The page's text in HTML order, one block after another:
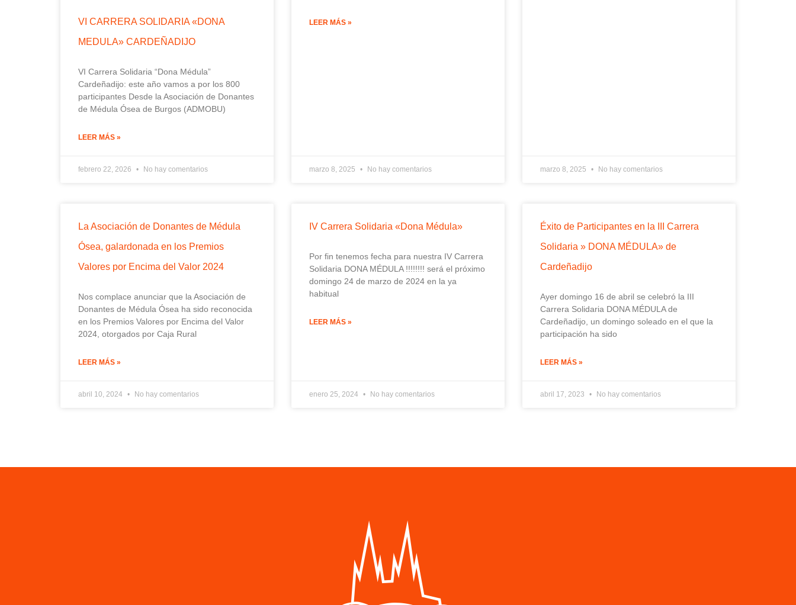
VI CARRERA SOLIDARIA «DONA
MEDULA» CARDEÑADIJO
VI Carrera Solidaria “Dona Médula”
Cardeñadijo: este año vamos a por los 800
participantes Desde la Asociación de Donantes
de Médula Ósea de Burgos (ADMOBU)
LEER MÁS »
febrero 22, 2026 No hay comentarios
LEER MÁS »
marzo 8, 2025 No hay comentarios marzo 8, 2025 No hay comentarios
La Asociación de Donantes de Médula
Ósea, galardonada en los Premios
Valores por Encima del Valor 2024
Nos complace anunciar que la Asociación de
Donantes de Médula Ósea ha sido reconocida
en los Premios Valores por Encima del Valor
2024, otorgados por Caja Rural
LEER MÁS »
abril 10, 2024 No hay comentarios
IV Carrera Solidaria «Dona Médula»
Por fin tenemos fecha para nuestra IV Carrera
Solidaria DONA MÉDULA !!!!!!!! será el próximo
domingo 24 de marzo de 2024 en la ya
habitual
LEER MÁS »
enero 25, 2024 No hay comentarios
Éxito de Participantes en la III Carrera
Solidaria » DONA MÉDULA» de
Cardeñadijo
Ayer domingo 16 de abril se celebró la III
Carrera Solidaria DONA MÉDULA de
Cardeñadijo, un domingo soleado en el que la
participación ha sido
LEER MÁS »
abril 17, 2023 No hay comentarios